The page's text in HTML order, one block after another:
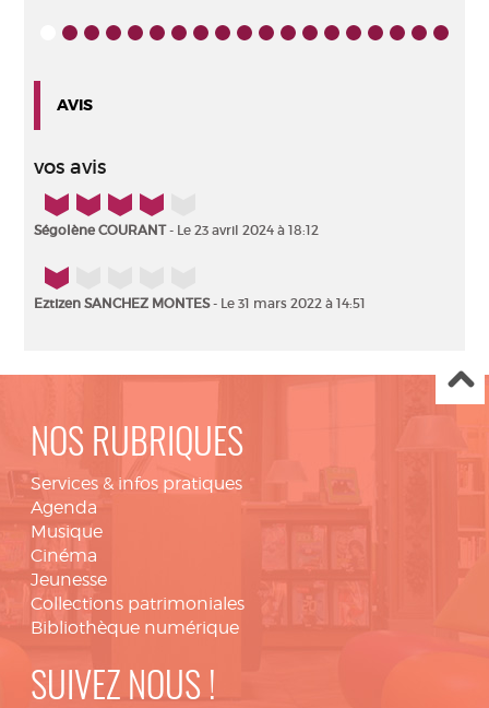
(1976-....). Acteur- Warner / Mars
AVIS
vos avis
4/5
Ségolène COURANT- Le 23 avril 2024 à 18:12
1/5
Eztizen SANCHEZ MONTES- Le 31 mars 2022 à 14:51
NOS RUBRIQUES
Services & infos pratiques
Agenda
Musique
Cinéma
Jeunesse
Collections patrimoniales
Bibliothèque numérique
SUIVEZ NOUS !